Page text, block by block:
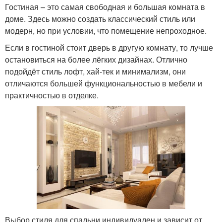
Гостиная – это самая свободная и большая комната в
доме. Здесь можно создать классический стиль или
модерн, но при условии, что помещение непроходное.
Если в гостиной стоит дверь в другую комнату, то лучше
остановиться на более лёгких дизайнах. Отлично
подойдёт стиль лофт, хай-тек и минимализм, они
отличаются большей функциональностью в мебели и
практичностью в отделке.